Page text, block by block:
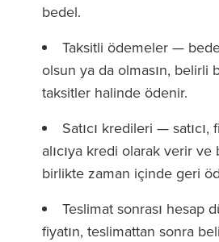
bedel.
Taksitli ödemeler —
olsun ya da olmasın, belirli
taksitler halinde ödenir.
Satıcı kredileri — satıcı,
alıcıya kredi olarak verir
birlikte zaman içinde geri
Teslimat sonrası hesap
fiyatın, teslimattan sonra